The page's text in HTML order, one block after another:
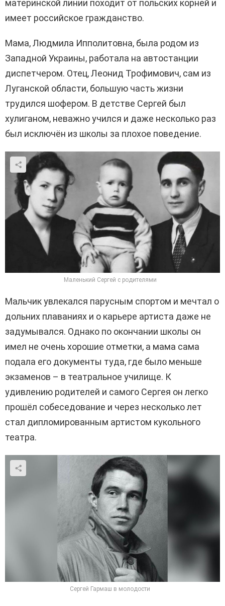
материнской линии походит от польских корней и
имеет российское гражданство.
Мама, Людмила Ипполитовна, была родом из
Западной Украины, работала на автостанции
диспетчером. Отец, Леонид Трофимович, сам из
Луганской области, большую часть жизни
трудился шофером. В детстве Сергей был
хулиганом, неважно учился и даже несколько раз
был исключён из школы за плохое поведение.
Маленький Сергей с родителями
Мальчик увлекался парусным спортом и мечтал о
дольних плаваниях и о карьере артиста даже не
задумывался. Однако по окончании школы он
имел не очень хорошие отметки, а мама сама
подала его документы туда, где было меньше
экзаменов – в театральное училище. К
удивлению родителей и самого Сергея он легко
прошёл собеседование и через несколько лет
стал дипломированным артистом кукольного
театра.
Сергей Гармаш в молодости